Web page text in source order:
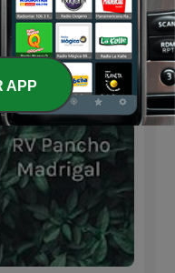
Smart Poker Study
Podcast
de Ocio
APP